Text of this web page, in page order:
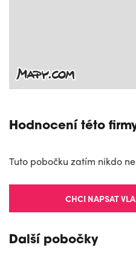
Hodnocení této
Tuto pobočku zatím nikdo
CHCI NAPSAT
Další pobočky